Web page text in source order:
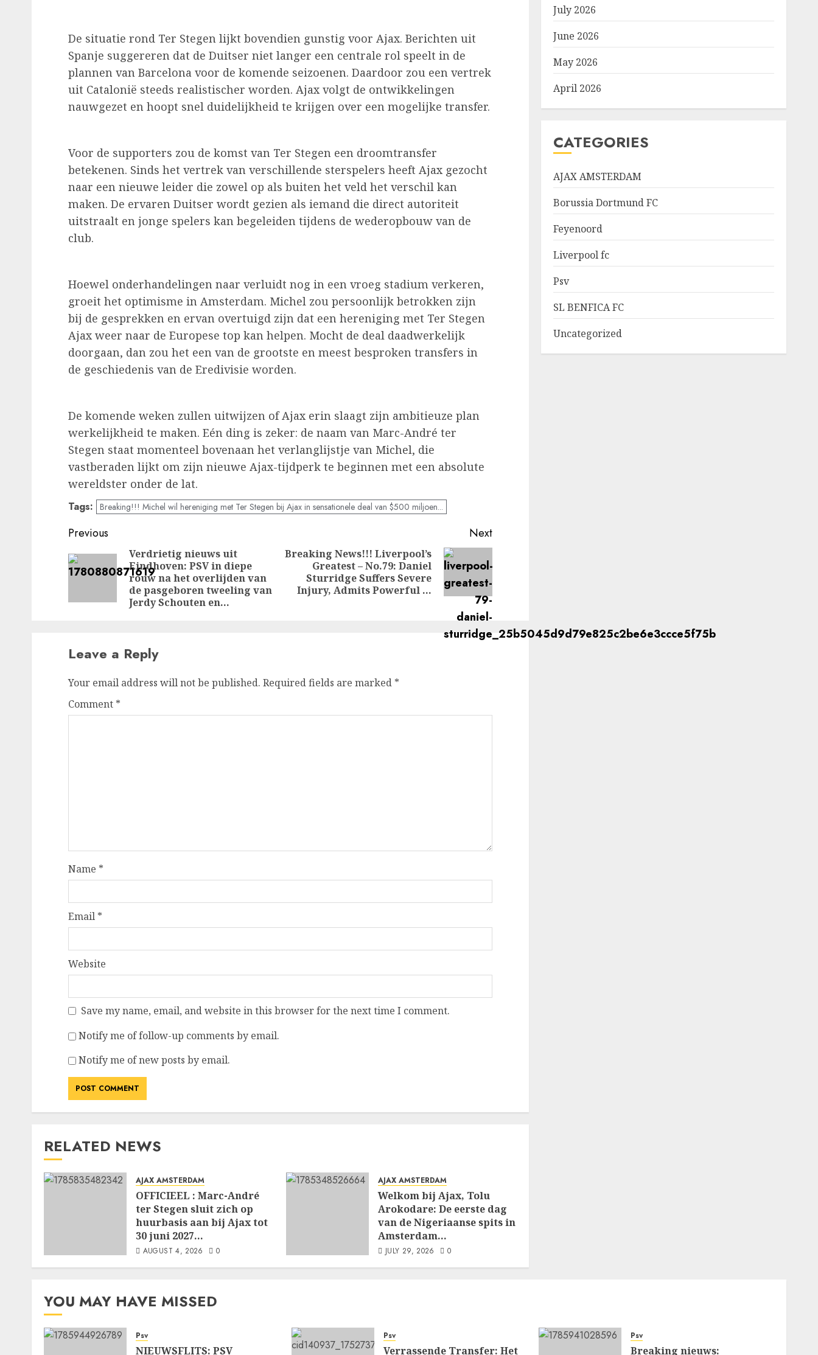
De situatie rond Ter Stegen lijkt bovendien gunstig voor Ajax. Berichten uit
Spanje suggereren dat de Duitser niet langer een centrale rol speelt in de
plannen van Barcelona voor de komende seizoenen. Daardoor zou een vertrek
uit Catalonië steeds realistischer worden. Ajax volgt de ontwikkelingen
nauwgezet en hoopt snel duidelijkheid te krijgen over een mogelijke transfer.
Voor de supporters zou de komst van Ter Stegen een droomtransfer
betekenen. Sinds het vertrek van verschillende sterspelers heeft Ajax gezocht
naar een nieuwe leider die zowel op als buiten het veld het verschil kan
maken. De ervaren Duitser wordt gezien als iemand die direct autoriteit
uitstraalt en jonge spelers kan begeleiden tijdens de wederopbouw van de
club.
Hoewel onderhandelingen naar verluidt nog in een vroeg stadium verkeren,
groeit het optimisme in Amsterdam. Michel zou persoonlijk betrokken zijn
bij de gesprekken en ervan overtuigd zijn dat een hereniging met Ter Stegen
Ajax weer naar de Europese top kan helpen. Mocht de deal daadwerkelijk
doorgaan, dan zou het een van de grootste en meest besproken transfers in
de geschiedenis van de Eredivisie worden.
De komende weken zullen uitwijzen of Ajax erin slaagt zijn ambitieuze plan
werkelijkheid te maken. Eén ding is zeker: de naam van Marc-André ter
Stegen staat momenteel bovenaan het verlanglijstje van Michel, die
vastberaden lijkt om zijn nieuwe Ajax-tijdperk te beginnen met een absolute
wereldster onder de lat.
Tags: Breaking!!! Michel wil hereniging met Ter Stegen bij Ajax in sensationele deal van $500 miljoen...
Post
navigation
Previous
Previous
post:
Verdrietig nieuws uit
Eindhoven: PSV in diepe
rouw na het overlijden van
de pasgeboren tweeling van
Jerdy Schouten en…
Next
post:
Breaking News!!! Liverpool’s
Greatest – No.79: Daniel
Sturridge Suffers Severe
Injury, Admits Powerful …
Leave a Reply
Your email address will not be published. Required fields are marked *
Comment *
Name *
Email *
Website
Save my name, email, and website in this browser for the next time I comment.
Notify me of follow-up comments by email.
Notify me of new posts by email.
RELATED NEWS
AJAX AMSTERDAM
OFFICIEEL : Marc-André
ter Stegen sluit zich op
huurbasis aan bij Ajax tot
30 juni 2027…
AUGUST 4, 2026 0
AJAX AMSTERDAM
Welkom bij Ajax, Tolu
Arokodare: De eerste dag
van de Nigeriaanse spits in
Amsterdam…
JULY 29, 2026 0
July 2026
June 2026
May 2026
April 2026
CATEGORIES
AJAX AMSTERDAM
Borussia Dortmund FC
Feyenoord
Liverpool fc
Psv
SL BENFICA FC
Uncategorized
YOU MAY HAVE MISSED
Psv
NIEUWSFLITS: PSV
Psv
Verrassende Transfer: Het
Psv
Breaking nieuws: